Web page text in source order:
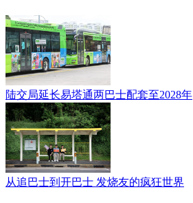
陆交局延长易塔通两巴士配套至2028年
从追巴士到开巴士 发烧友的疯狂世界